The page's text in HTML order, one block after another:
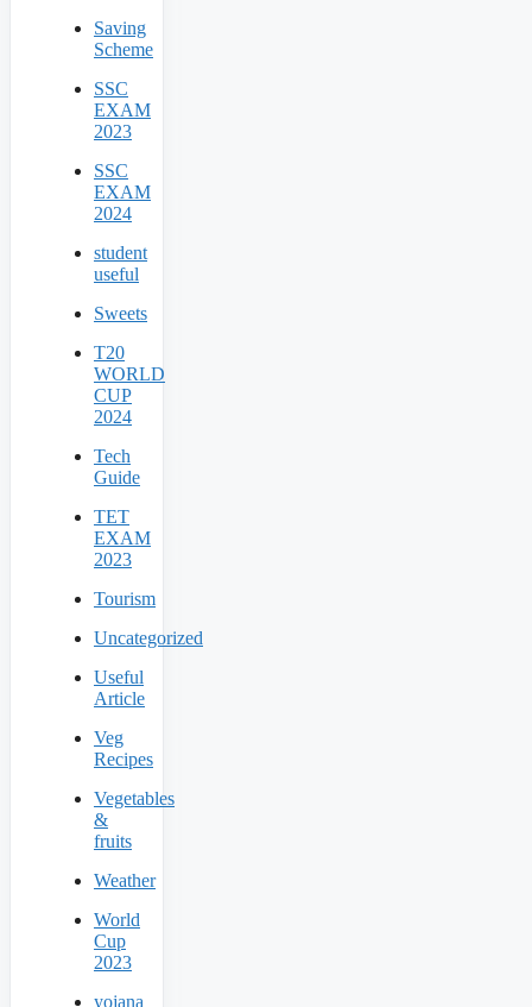
Saving
Scheme
SSC
EXAM
2023
SSC
EXAM
2024
student
useful
Sweets
T20
WORLD
CUP
2024
Tech
Guide
TET
EXAM
2023
Tourism
Uncategorized
Useful
Article
Veg
Recipes
Vegetables
&
fruits
Weather
World
Cup
2023
yojana